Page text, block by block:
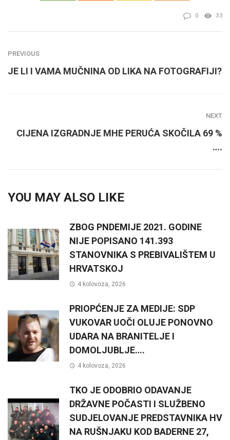
0 33
PREVIOUS
JE LI I VAMA MUČNINA OD LIKA NA FOTOGRAFIJI?
NEXT
CIJENA IZGRADNJE MHE PERUĆA SKOČILA 69 %
….
YOU MAY ALSO LIKE
ZBOG PNDEMIJE 2021. GODINE
NIJE POPISANO 141.393
STANOVNIKA S PREBIVALIŠTEM U
HRVATSKOJ
4 kolovoza, 2026
PRIOPĆENJE ZA MEDIJE: SDP
VUKOVAR UOČI OLUJE PONOVNO
UDARA NA BRANITELJE I
DOMOLJUBLJE….
4 kolovoza, 2026
TKO JE ODOBRIO ODAVANJE
DRŽAVNE POČASTI I SLUŽBENO
SUDJELOVANJE PREDSTAVNIKA HV
NA RUŠNJAKU KOD BADERNE 27,